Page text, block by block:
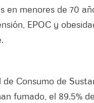
en menores de 70
EPOC y
Consumo de
fumado, el 89.5%